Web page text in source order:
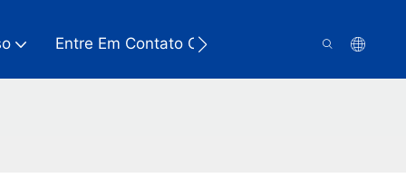
Entre Em Contato Conosco